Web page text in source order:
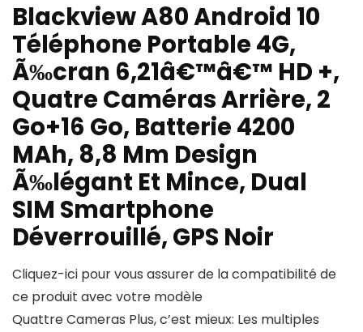
Blackview A80 Android 10
Téléphone Portable 4G,
Ã‰cran 6,21â€™â€™ HD +,
Quatre Caméras Arrière, 2
Go+16 Go, Batterie 4200
MAh, 8,8 Mm Design
Ã‰légant Et Mince, Dual
SIM Smartphone
Déverrouillé, GPS Noir
Cliquez-ici pour vous assurer de la compatibilité de
ce produit avec votre modèle
Quattre Cameras Plus, c’est mieux: Les multiples